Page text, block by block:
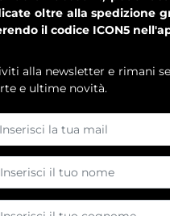
oltre alla spedizione
il codice ICON5
alla newsletter e rimani
e ultime novità.